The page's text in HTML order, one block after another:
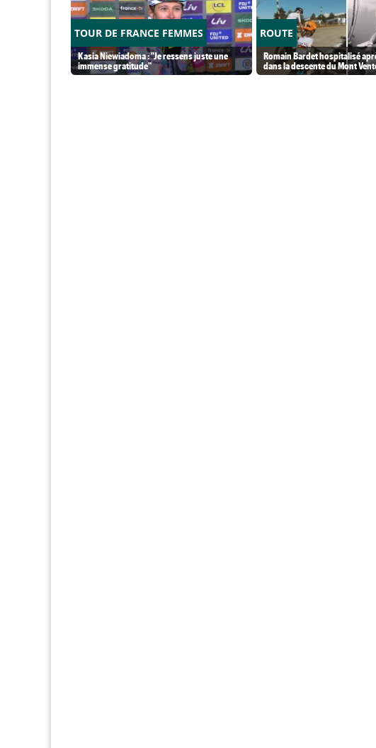
TOUR DE FRANCE FEMMES
Kasia Niewiadoma : "Je ressens juste une
immense gratitude"
ROUTE
Romain Bardet hospitalisé
dans la descente du Mont